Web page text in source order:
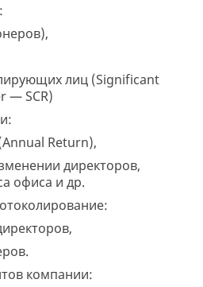
лиц (Significant
— SCR)
Return),
директоров,
офиса и др.
компании: